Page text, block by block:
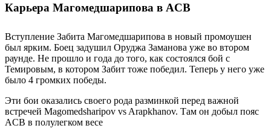
Карьера Магомедшарипова в ACB
Вступление Забита Магомедшарипова в новый промоушен
был ярким. Боец задушил Оруджа Заманова уже во втором
раунде. Не прошло и года до того, как состоялся бой с
Темировым, в котором Забит тоже победил. Теперь у него уже
было 4 громких победы.
Эти бои оказались своего рода разминкой перед важной
встречей Magomedsharipov vs Arapkhanov. Там он добыл пояс
ACB в полулегком весе